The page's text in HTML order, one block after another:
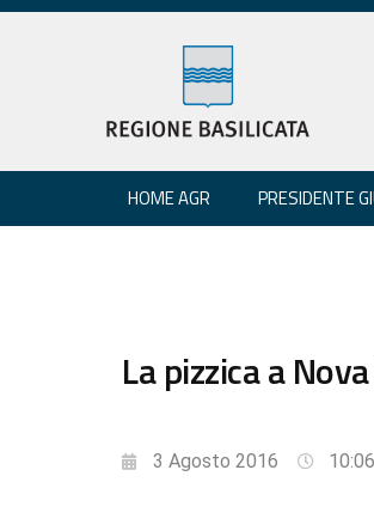
HOME AGR PRESIDENTE
La pizzica a
3 Agosto 2016 10:06